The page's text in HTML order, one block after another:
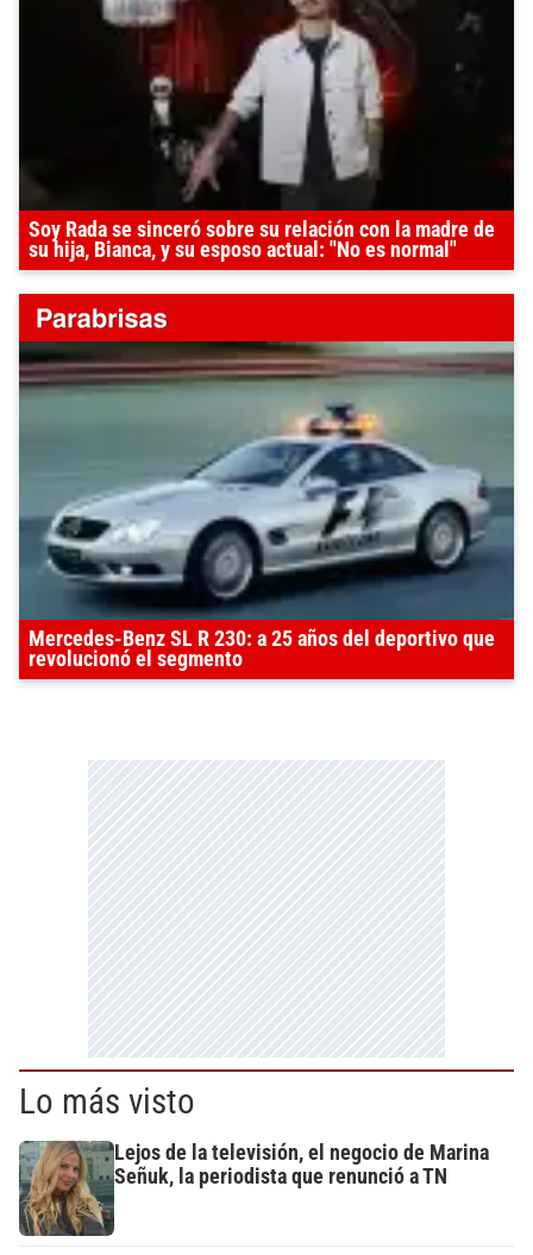
Soy Rada se sinceró sobre su relación con la madre de
su hija, Bianca, y su esposo actual: "No es normal"
Mercedes-Benz SL R 230: a 25 años del deportivo que
revolucionó el segmento
Lo más visto
Lejos de la televisión, el negocio de Marina
Señuk, la periodista que renunció a TN